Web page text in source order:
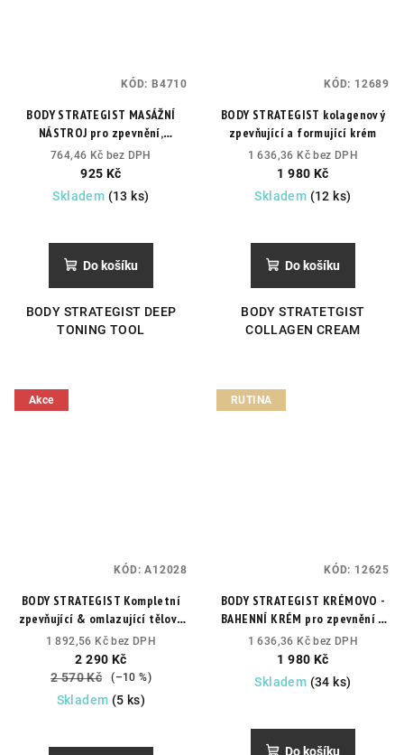
BODY STRATEGIST MASÁŽNÍ
NÁSTROJ pro zpevnění,
odvodnění, redukci strií a
Program na zpěvnění
a odvodnění těla. Redukce strií
a celulitidy.
764,46 Kč bez DPH
925 Kč
Skladem (13 ks)
Do košíku
BODY STRATEGIST DEEP
TONING TOOL
KÓD: B4710
BODY STRATEGIST kolagenový
zpevňující a formující krém
1 636,36 Kč bez DPH
1 980 Kč
Skladem (12 ks)
hodnocení
produktu
z
5
Do košíku
BODY STRATETGIST
COLLAGEN CREAM
KÓD: 12689
Akce
BODY STRATEGIST Kompletní
zpevňující & omlazující tělová
kúra
1 892,56 Kč bez DPH
2 290 Kč
2 570 Kč
(–10 %)
Skladem (5 ks)
KÓD:A12028
RUTINA
BODY STRATEGIST KRÉMOVO -
BAHENNÍ KRÉM pro zpevnění a
odvodněníVychlazující efekt,
odvodnění, zlepšení pevnosti
pokožky těla.
1 636,36 Kč bez DPH
1 980 Kč
Skladem (34 ks)
Do košíku
KÓD: 12625